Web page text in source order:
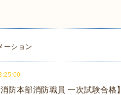
ーション
消防本部消防職員 一次試験合格】